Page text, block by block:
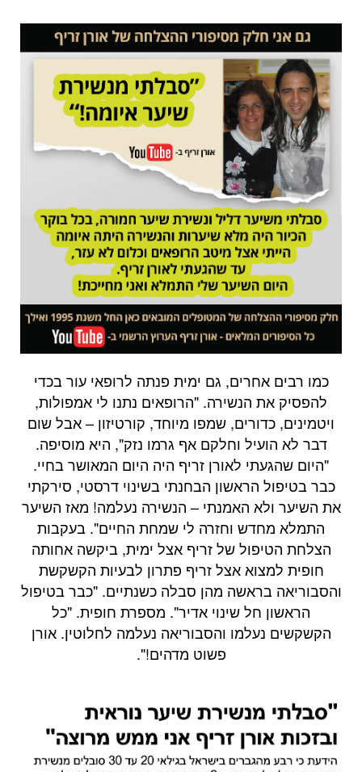
כמו רבים אחרים, גם ימית פנתה לרופאי עור בכדי
להפסיק את הנשירה. "הרופאים נתנו לי אמפולות,
ויטמינים, כדורים, שמפו מיוחד, קורטיזון – אבל שום
דבר לא הועיל וחלקם אף גרמו נזק", היא מוסיפה.
"היום שהגעתי לאורן זריף היה היום המאושר בחיי.
כבר בטיפול הראשון הבחנתי בשינוי דרסטי, סירקתי
את השיער ולא האמנתי – הנשירה נעלמה! מאז השיער
התמלא מחדש וחזרה לי שמחת החיים". בעקבות
הצלחת הטיפול של זריף אצל ימית, ביקשה אחותה
חופית למצוא אצל זריף פתרון לבעיות הקשקשת
והסבוריאה בראשה מהן סבלה כשנתיים. "כבר בטיפול
הראשון חל שינוי אדיר". מספרת חופית. "כל
הקשקשים נעלמו והסבוריאה נעלמה לחלוטין. אורן
פשוט מדהים!".